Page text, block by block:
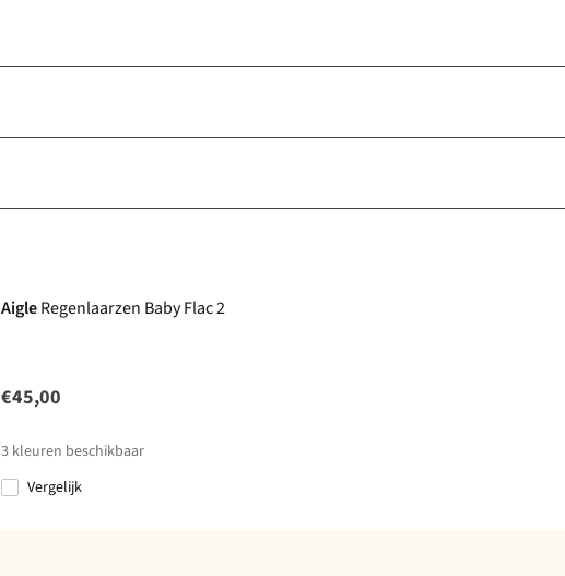
AigleRegenlaarzen Baby Flac 2
€45,00
3 kleuren beschikbaar
Vergelijk